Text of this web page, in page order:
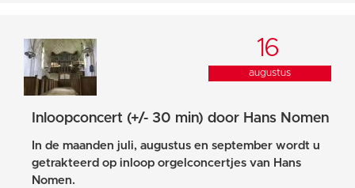
16
augustus
Inloopconcert (+/- 30 min) door Hans Nomen
In de maanden juli, augustus en september wordt u
getrakteerd op inloop orgelconcertjes van Hans
Nomen.